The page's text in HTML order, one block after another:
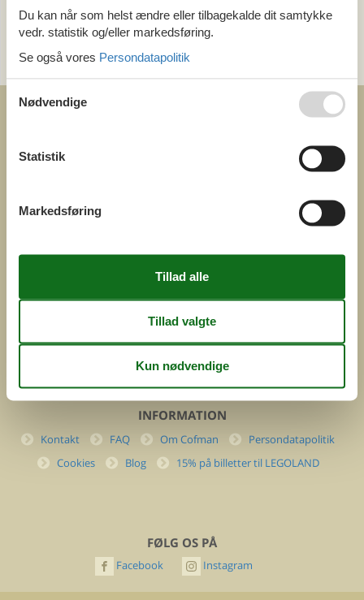
Kategori
Alle
Danmark
Cofman.com
(+45) 7877 0427
info@cofman.com
INFORMATION
Kontakt FAQ Om Cofman
Persondatapolitik
Cookies
Blog 15% på billetter til LEGOLAND
FØLG OS PÅ
Facebook Instagram
Du kan når som helst ændre eller tilbagekalde dit samtykke
vedr. statistik og/eller markedsføring.
Se også vores Persondatapolitik
Nødvendige
Statistik
Markedsføring